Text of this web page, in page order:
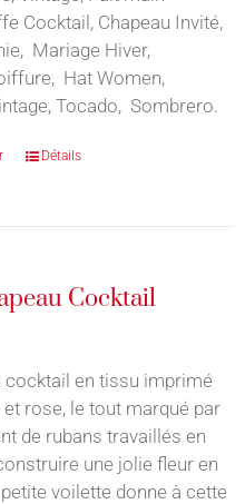
Cocktail, Chapeau Invité,
Mariage Hiver,
Hat Women,
Tocado, Sombrero.
Détails
Cocktail
cocktail en tissu imprimé
rose, le tout marqué par
de rubans travaillés en
une jolie fleur en
voilette donne à cette